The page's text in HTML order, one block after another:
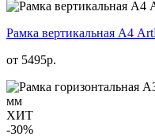
Рамка вертикальная А4
от 5495р.
ХИТ
-30%